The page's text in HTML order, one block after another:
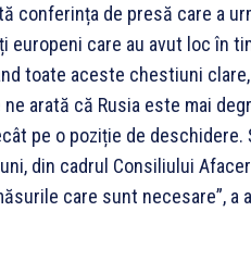
conferința de presă care a
europeni care au avut loc în
toate aceste chestiuni
arată că Rusia este mai
pe o poziție de
din cadrul Consiliului
care sunt necesare”, a